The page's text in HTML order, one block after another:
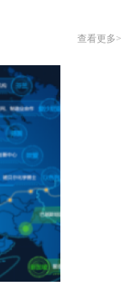
查看更多>